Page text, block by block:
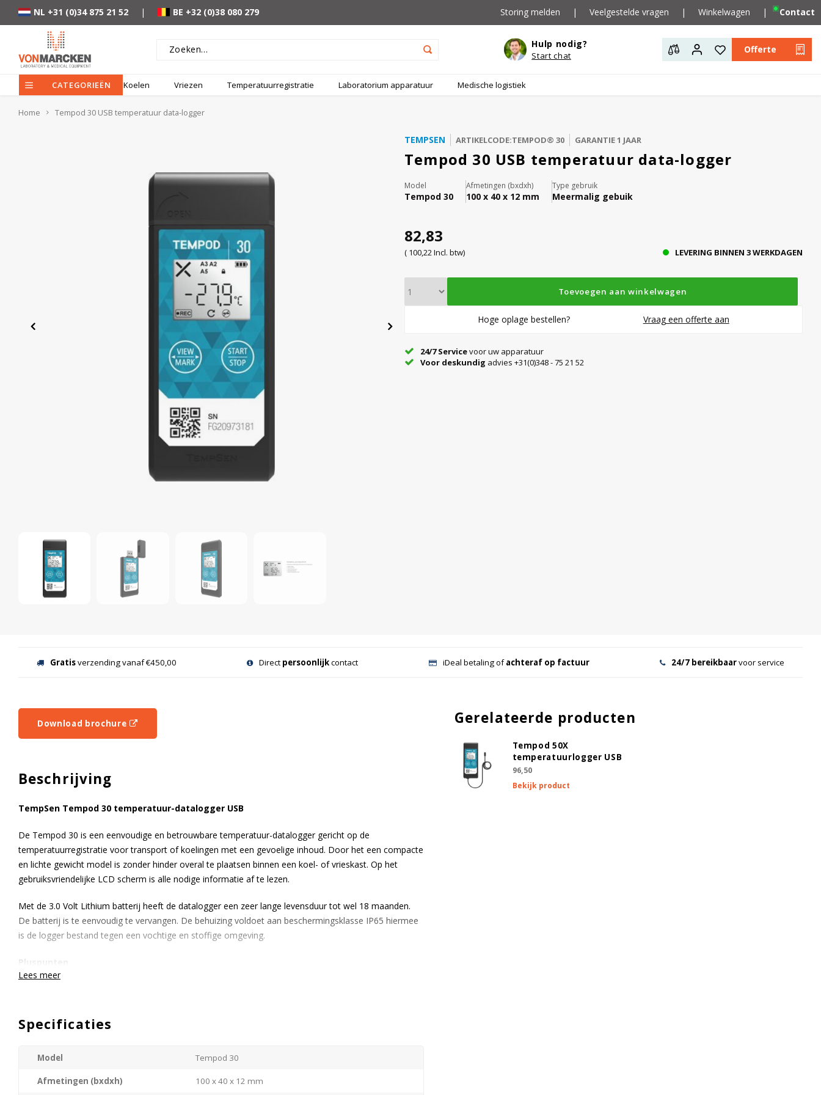
NL +31 (0)34 875 21 52 | BE +32 (0)38 080 279 Storing melden | Veelgestelde vragen | Winkelwagen | Contact
Hulp nodig?
Start chat
Offerte
CATEGORIEËN Koelen Vriezen Temperatuurregistratie Laboratorium apparatuur Medische logistiek
Home Tempod 30 USB temperatuur data-logger
TEMPSEN ARTIKELCODE:TEMPOD® 30 GARANTIE 1 JAAR
Tempod 30 USB temperatuur data-logger
Model
Tempod 30
Afmetingen (bxdxh)
100 x 40 x 12 mm
Type gebruik
Meermalig gebuik
82,83
( 100,22 Incl. btw) LEVERING BINNEN 3 WERKDAGEN
Toevoegen aan winkelwagen
Hoge oplage bestellen? Vraag een offerte aan
24/7 Servicevoor uw apparatuur
Voor deskundig advies +31(0)348 - 75 21 52
Gratisverzending vanaf €450,00 Direct persoonlijkcontact iDeal betaling ofachteraf op factuur 24/7 bereikbaarvoor service
Download brochure
Beschrijving
TempSen Tempod 30 temperatuur-datalogger USB
De Tempod 30 is een eenvoudige en betrouwbare temperatuur-datalogger gericht op de
temperatuurregistratie voor transport of koelingen met een gevoelige inhoud. Door het een compacte
en lichte gewicht model is zonder hinder overal te plaatsen binnen een koel- of vrieskast. Op het
gebruiksvriendelijke LCD scherm is alle nodige informatie af te lezen.
Met de 3.0 Volt Lithium batterij heeft de datalogger een zeer lange levensduur tot wel 18 maanden.
De batterij is te eenvoudig te vervangen. De behuizing voldoet aan beschermingsklasse IP65 hiermee
is de logger bestand tegen een vochtige en stoffige omgeving.
Pluspunten
Software Tempcentre is kosteloos te downloaden, de software is niet vereist.
3-punt kalibratie, door deze nauwkeurige kalibratie is de logger uiterst betrouwbaar.
Uitlezing
De gebruiksvriendelijke Tempod 30 is uit te lezen door middel van de USB aansluiting. Hiermee zijn de
Lees meer
Specificaties
Model Tempod 30
Afmetingen (bxdxh) 100 x 40 x 12 mm
Gerelateerde producten
Tempod 50X
temperatuurlogger USB
96,50
Bekijk product